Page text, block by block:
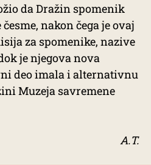
da Dražin spomenik
nakon čega je ovaj
za spomenike, nazive
je njegova nova
deo imala i alternativnu
Muzeja savremene
A.T.